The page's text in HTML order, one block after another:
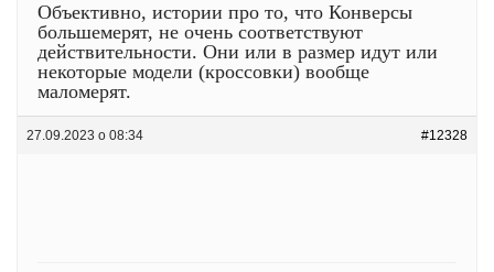
Объективно, истории про то, что Конверсы
большемерят, не очень соответствуют
действительности. Они или в размер идут или
некоторые модели (кроссовки) вообще
маломерят.
27.09.2023 о 08:34 #12328